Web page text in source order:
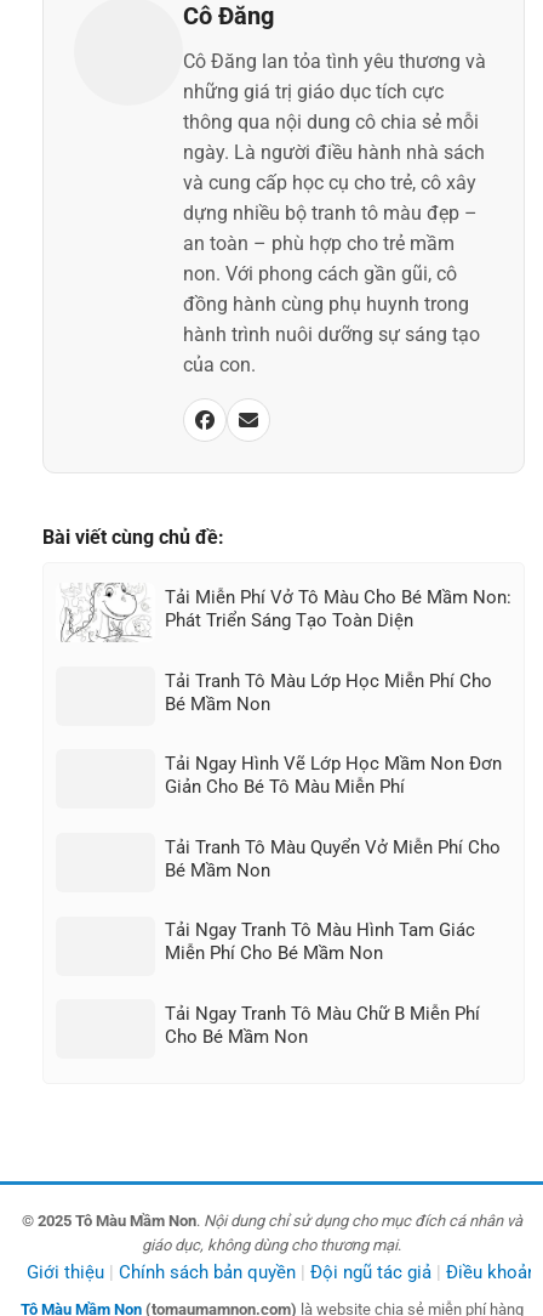
Cô Đăng
Cô Đăng lan tỏa tình yêu thương và
những giá trị giáo dục tích cực
thông qua nội dung cô chia sẻ mỗi
ngày. Là người điều hành nhà sách
và cung cấp học cụ cho trẻ, cô xây
dựng nhiều bộ tranh tô màu đẹp –
an toàn – phù hợp cho trẻ mầm
non. Với phong cách gần gũi, cô
đồng hành cùng phụ huynh trong
hành trình nuôi dưỡng sự sáng tạo
của con.
Bài viết cùng chủ đề:
Tải Miễn Phí Vở Tô Màu Cho Bé Mầm Non:
Phát Triển Sáng Tạo Toàn Diện
Tải Tranh Tô Màu Lớp Học Miễn Phí Cho
Bé Mầm Non
Tải Ngay Hình Vẽ Lớp Học Mầm Non Đơn
Giản Cho Bé Tô Màu Miễn Phí
Tải Tranh Tô Màu Quyển Vở Miễn Phí Cho
Bé Mầm Non
Tải Ngay Tranh Tô Màu Hình Tam Giác
Miễn Phí Cho Bé Mầm Non
Tải Ngay Tranh Tô Màu Chữ B Miễn Phí
Cho Bé Mầm Non
© 2025 Tô Màu Mầm Non. Nội dung chỉ sử dụng cho mục đích cá nhân và
giáo dục, không dùng cho thương mại.
Giới thiệu Chính sách bản quyền Đội ngũ tác giả Điều khoản
Tô Màu Mầm Non(tomaumamnon.com) là website chia sẻ miễn phí hàng